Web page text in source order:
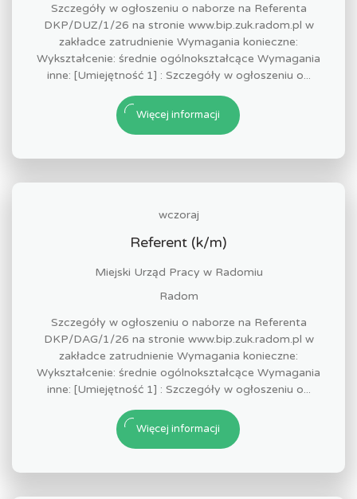
Szczegóły w ogłoszeniu o naborze na Referenta
DKP/DUZ/1/26 na stronie www.bip.zuk.radom.pl w
zakładce zatrudnienie Wymagania konieczne:
Wykształcenie: średnie ogólnokształcące Wymagania
inne: [Umiejętność 1] : Szczegóły w ogłoszeniu o...
Więcej informacji
wczoraj
Referent (k/m)
Miejski Urząd Pracy w Radomiu
Radom
Szczegóły w ogłoszeniu o naborze na Referenta
DKP/DAG/1/26 na stronie www.bip.zuk.radom.pl w
zakładce zatrudnienie Wymagania konieczne:
Wykształcenie: średnie ogólnokształcące Wymagania
inne: [Umiejętność 1] : Szczegóły w ogłoszeniu o...
Więcej informacji